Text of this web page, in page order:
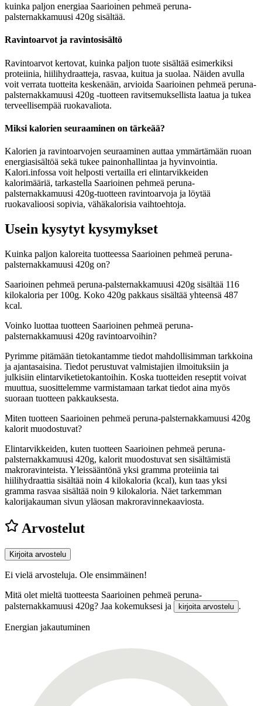
kuinka paljon energiaa Saarioinen pehmeä peruna-
palsternakkamuusi 420g sisältää.
Ravintoarvot ja ravintosisältö
Ravintoarvot kertovat, kuinka paljon tuote sisältää esimerkiksi
proteiinia, hiilihydraatteja, rasvaa, kuitua ja suolaa. Näiden avulla
voit verrata tuotteita keskenään, arvioida Saarioinen pehmeä peruna-
palsternakkamuusi 420g -tuotteen ravitsemuksellista laatua ja tukea
terveellisempää ruokavaliota.
Miksi kalorien seuraaminen on tärkeää?
Kalorien ja ravintoarvojen seuraaminen auttaa ymmärtämään ruoan
energiasisältöä sekä tukee painonhallintaa ja hyvinvointia.
Kalori.infossa voit helposti vertailla eri elintarvikkeiden
kalorimääriä, tarkastella Saarioinen pehmeä peruna-
palsternakkamuusi 420g-tuotteen ravintoarvoja ja löytää
ruokavalioosi sopivia, vähäkalorisia vaihtoehtoja.
Usein kysytyt kysymykset
Kuinka paljon kaloreita tuotteessa Saarioinen pehmeä peruna-
palsternakkamuusi 420g on?
Saarioinen pehmeä peruna-palsternakkamuusi 420g sisältää 116
kilokaloria per 100g. Koko 420g pakkaus sisältää yhteensä 487
kcal.
Voinko luottaa tuotteen Saarioinen pehmeä peruna-
palsternakkamuusi 420g ravintoarvoihin?
Pyrimme pitämään tietokantamme tiedot mahdollisimman tarkkoina
ja ajantasaisina. Tiedot perustuvat valmistajien ilmoituksiin ja
julkisiin elintarviketietokantoihin. Koska tuotteiden reseptit voivat
muuttua, suosittelemme varmistamaan tarkat tiedot aina myös
suoraan tuotteen pakkauksesta.
Miten tuotteen Saarioinen pehmeä peruna-palsternakkamuusi 420g
kalorit muodostuvat?
Elintarvikkeiden, kuten tuotteen Saarioinen pehmeä peruna-
palsternakkamuusi 420g, kalorit muodostuvat sen sisältämistä
makroravinteista. Yleissääntönä yksi gramma proteiinia tai
hiilihydraattia sisältää noin 4 kilokaloria (kcal), kun taas yksi
gramma rasvaa sisältää noin 9 kilokaloria. Näet tarkemman
kalorijakauman sivun yläosan makroravinnekaaviosta.
Arvostelut
Kirjoita arvostelu
Ei vielä arvosteluja. Ole ensimmäinen!
Mitä olet mieltä tuotteesta Saarioinen pehmeä peruna-
palsternakkamuusi 420g? Jaa kokemuksesi ja
kirjoita arvostelu .
Energian jakautuminen